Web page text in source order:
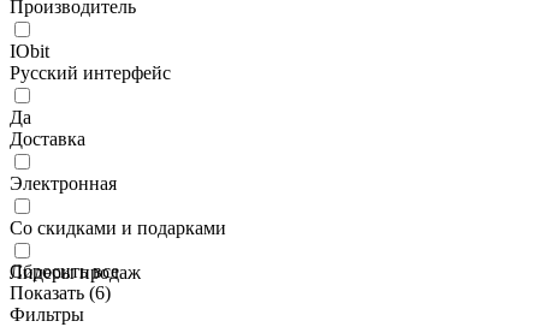
Производитель
IObit
Русский интерфейс
Да
Доставка
Электронная
Со скидками и подарками
Лидеры продаж
Сбросить все
Показать (6)
Фильтры